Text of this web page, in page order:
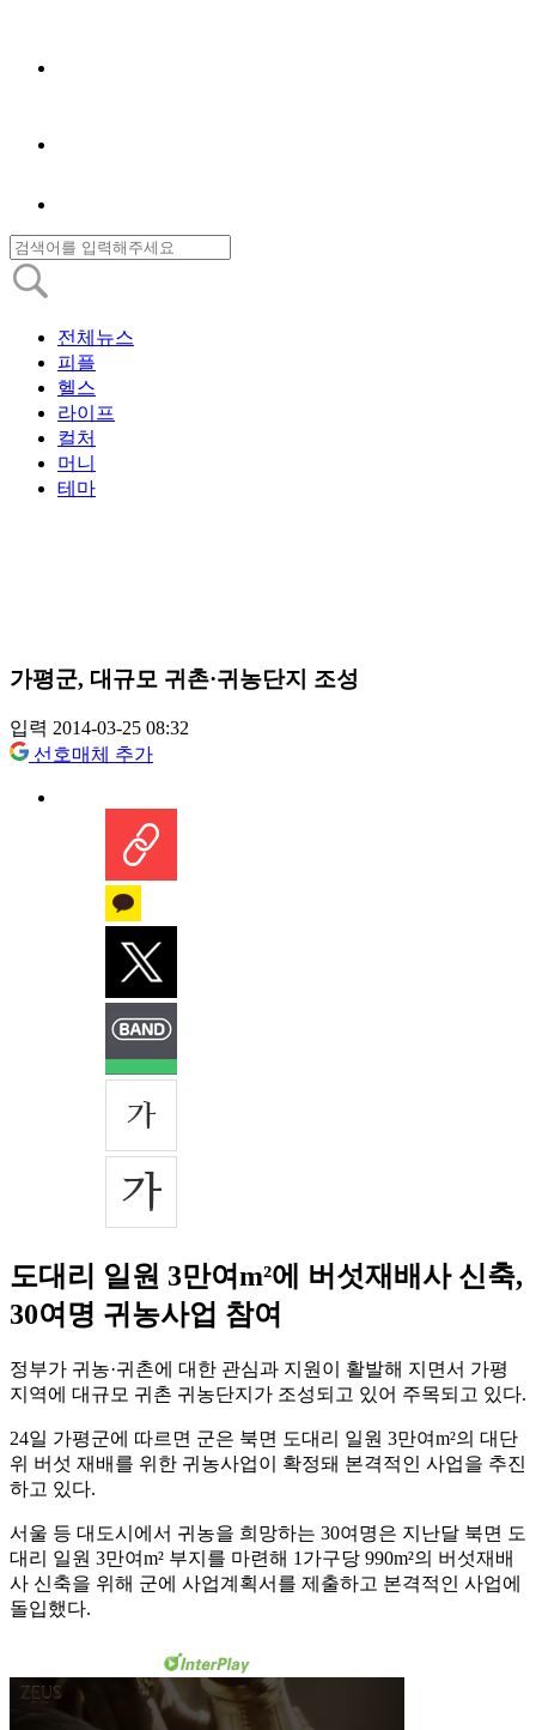
전체뉴스
피플
헬스
라이프
컬처
머니
테마
가평군, 대규모 귀촌·귀농단지 조성
입력 2014-03-25 08:32
선호매체 추가
도대리 일원 3만여m²에 버섯재배사 신축,
30여명 귀농사업 참여
정부가 귀농·귀촌에 대한 관심과 지원이 활발해 지면서 가평
지역에 대규모 귀촌 귀농단지가 조성되고 있어 주목되고 있다.
24일 가평군에 따르면 군은 북면 도대리 일원 3만여m²의 대단
위 버섯 재배를 위한 귀농사업이 확정돼 본격적인 사업을 추진
하고 있다.
서울 등 대도시에서 귀농을 희망하는 30여명은 지난달 북면 도
대리 일원 3만여m² 부지를 마련해 1가구당 990m²의 버섯재배
사 신축을 위해 군에 사업계획서를 제출하고 본격적인 사업에
돌입했다.